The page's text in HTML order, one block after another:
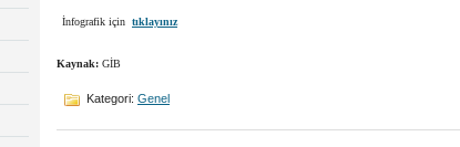
İnfografik için tıklayınız
Kaynak: GİB
Kategori: Genel